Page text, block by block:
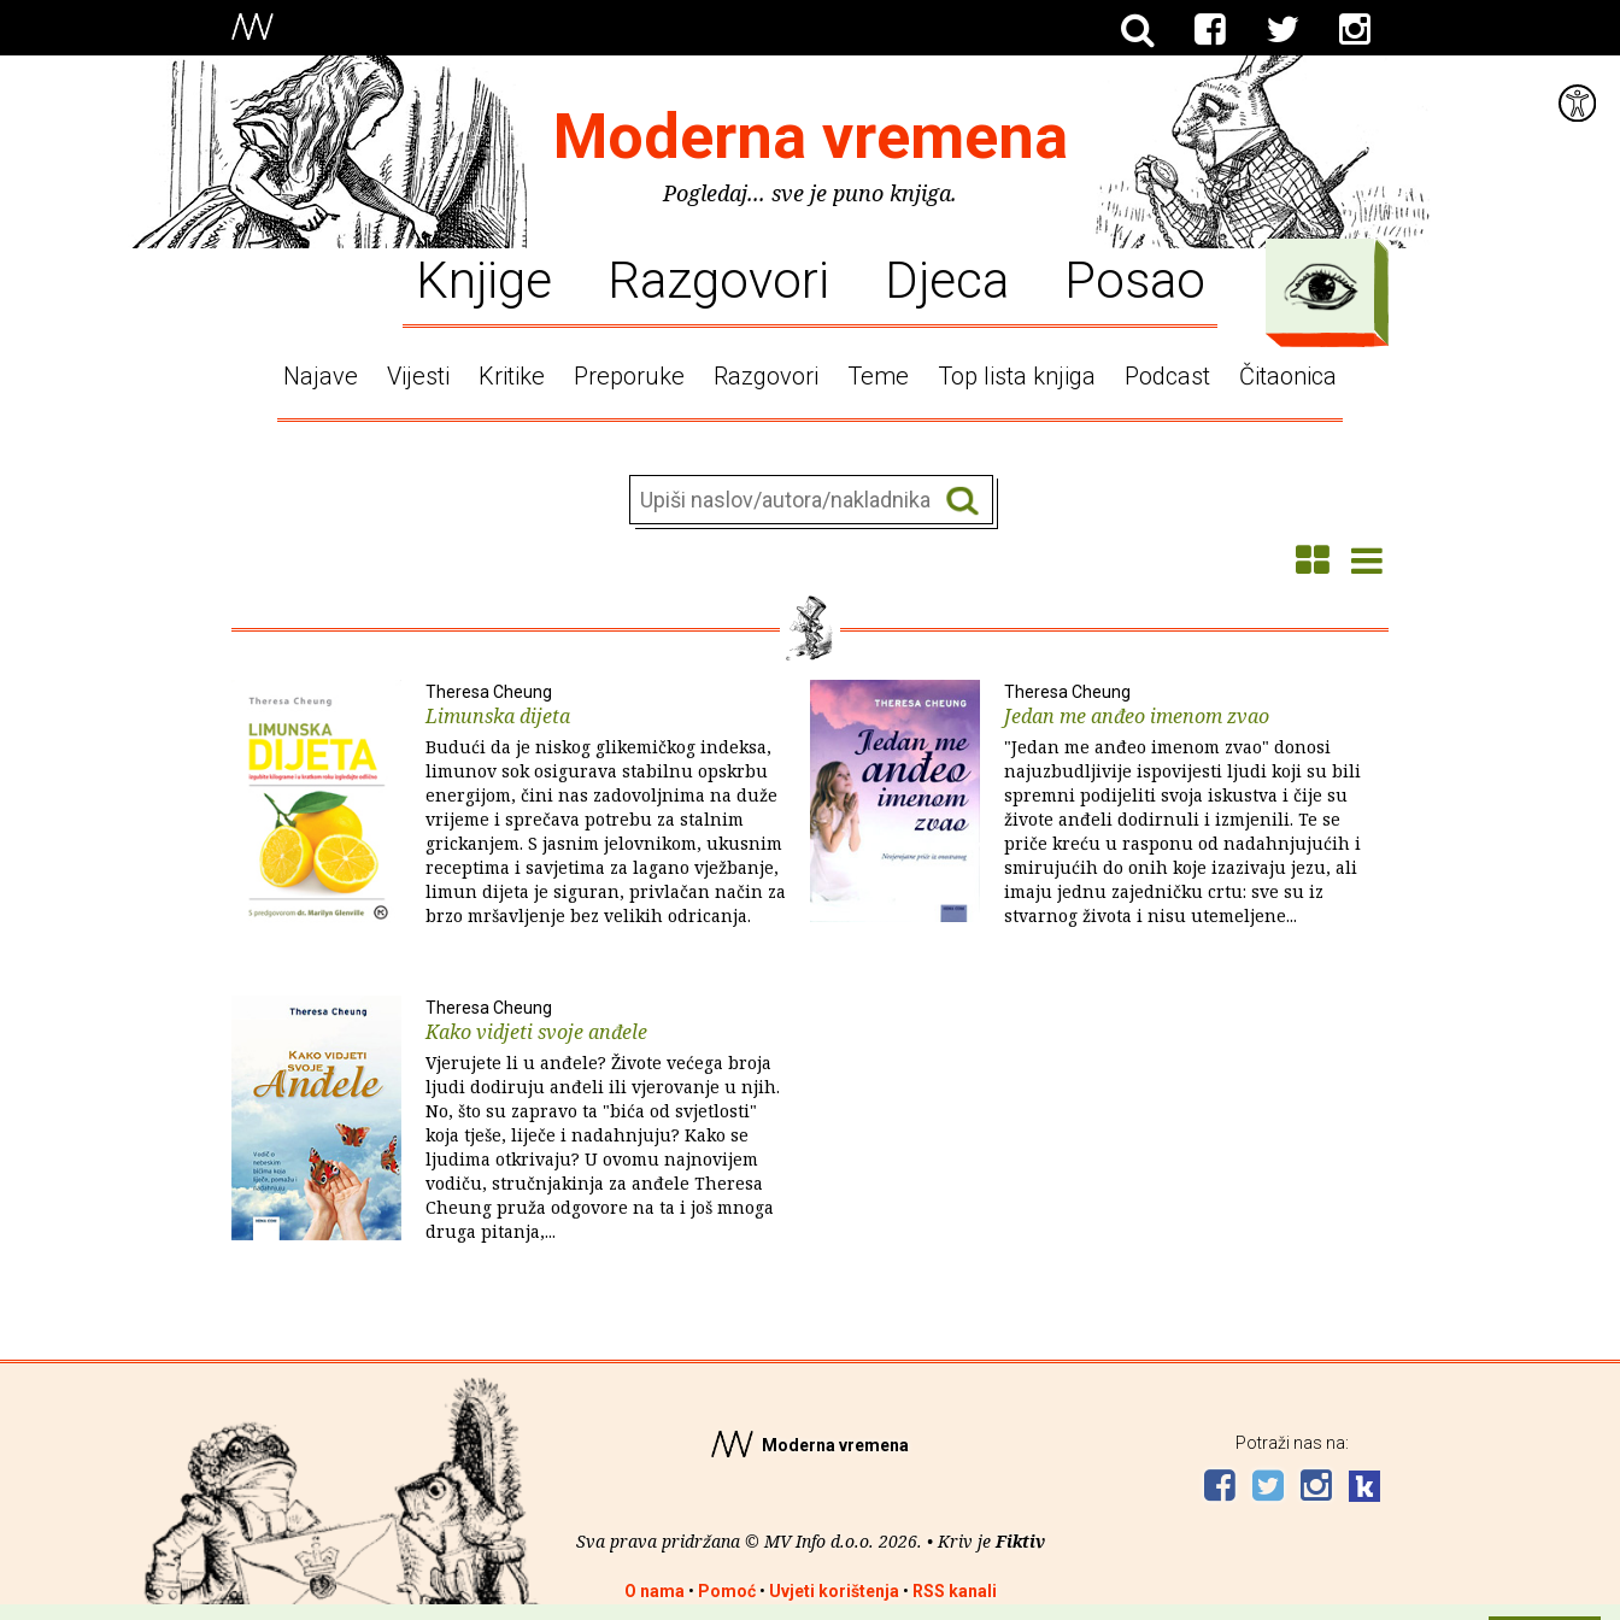
Moderna vremena
Pogledaj... sve je puno knjiga.
Knjige Razgovori Djeca Posao
Najave Vijesti Kritike Preporuke Razgovori Teme Top lista knjiga Podcast Čitaonica
Theresa Cheung
Limunska dijeta
Budući da je niskog glikemičkog indeksa,
limunov sok osigurava stabilnu opskrbu
energijom, čini nas zadovoljnima na duže
vrijeme i sprečava potrebu za stalnim
grickanjem. S jasnim jelovnikom, ukusnim
receptima i savjetima za lagano vježbanje,
limun dijeta je siguran, privlačan način za
brzo mršavljenje bez velikih odricanja.
Theresa Cheung
Jedan me anđeo imenom zvao
"Jedan me anđeo imenom zvao" donosi
najuzbudljivije ispovijesti ljudi koji su bili
spremni podijeliti svoja iskustva i čije su
živote anđeli dodirnuli i izmjenili. Te se
priče kreću u rasponu od nadahnjujućih i
smirujućih do onih koje izazivaju jezu, ali
imaju jednu zajedničku crtu: sve su iz
stvarnog života i nisu utemeljene...
Theresa Cheung
Kako vidjeti svoje anđele
Vjerujete li u anđele? Živote većega broja
ljudi dodiruju anđeli ili vjerovanje u njih.
No, što su zapravo ta "bića od svjetlosti"
koja tješe, liječe i nadahnjuju? Kako se
ljudima otkrivaju? U ovomu najnovijem
vodiču, stručnjakinja za anđele Theresa
Cheung pruža odgovore na ta i još mnoga
druga pitanja,...
Moderna vremena
Sva prava pridržana © MV Info d.o.o. 2026. • Kriv jeFiktiv
O nama • Pomoć• Uvjeti korištenja • RSS kanali
Potraži nas na: